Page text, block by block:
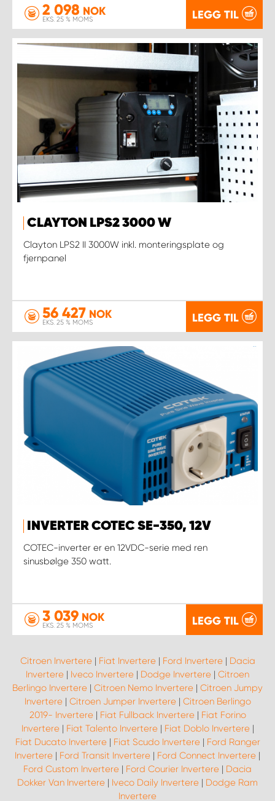
2 098 NOK
EKS. 25 % MOMS LEGG TIL
CLAYTON LPS2 3000 W
Clayton LPS2 II 3000W inkl. monteringsplate og
fjernpanel
56 427 NOK
EKS. 25 % MOMS LEGG TIL
INVERTER COTEC SE-350, 12V
COTEC-inverter er en 12VDC-serie med ren
sinusbølge 350 watt.
3 039 NOK
EKS. 25 % MOMS LEGG TIL
Citroen Invertere| Fiat Invertere| Ford Invertere| Dacia
Invertere | Iveco Invertere | Dodge Invertere | Citroen
Berlingo Invertere | Citroen Nemo Invertere | Citroen Jumpy
Invertere| Citroen Jumper Invertere| Citroen Berlingo
2019- Invertere| Fiat Fullback Invertere| Fiat Forino
Invertere| Fiat Talento Invertere| Fiat Doblo Invertere|
Fiat Ducato Invertere| Fiat Scudo Invertere| Ford Ranger
Invertere | Ford Transit Invertere | Ford Connect Invertere |
Ford Custom Invertere | Ford Courier Invertere | Dacia
Dokker Van Invertere | Iveco Daily Invertere | Dodge Ram
Invertere